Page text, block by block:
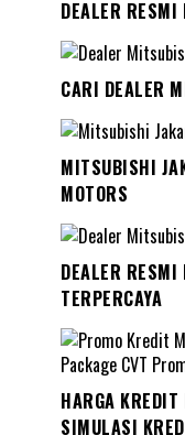
DEALER
CARI DEALER
MITSUBISHI
MOTORS
DEALER
TERPERCAYA
HARGA
SIMULASI